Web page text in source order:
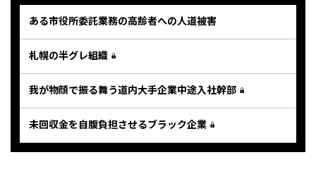
ある市役所委託業務の高齢者への人道被害
札幌の半グレ組織
我が物顔で振る舞う道内大手企業中途入社幹部
未回収金を自腹負担させるブラック企業